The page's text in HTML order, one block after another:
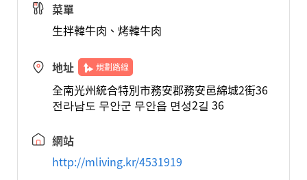
菜單
生拌韓牛肉、烤韓牛肉
地址 規劃路線
全南光州統合特別市務安郡務安邑綿城2街36
전라남도 무안군 무안읍 면성2길 36
網站
http://mliving.kr/4531919